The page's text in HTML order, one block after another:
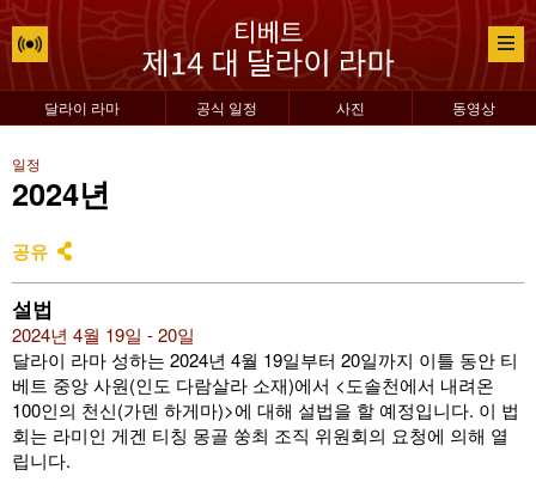
달라이 라마 공식 일정 사진 동영상
일정
2024년
공유
설법
2024년 4월 19일 - 20일
달라이 라마 성하는 2024년 4월 19일부터 20일까지 이틀 동안 티
베트 중앙 사원(인도 다람살라 소재)에서 <도솔천에서 내려온
100인의 천신(가덴 하게마)>에 대해 설법을 할 예정입니다. 이 법
회는 라미인 게겐 티칭 몽골 쑹최 조직 위원회의 요청에 의해 열
립니다.